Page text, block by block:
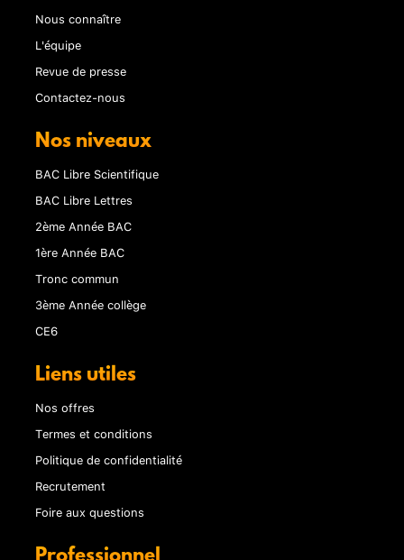
Nous connaître
L'équipe
Revue de presse
Contactez-nous
Nos niveaux
BAC Libre Scientifique
BAC Libre Lettres
2ème Année BAC
1ère Année BAC
Tronc commun
3ème Année collège
CE6
Liens utiles
Nos offres
Termes et conditions
Politique de confidentialité
Recrutement
Foire aux questions